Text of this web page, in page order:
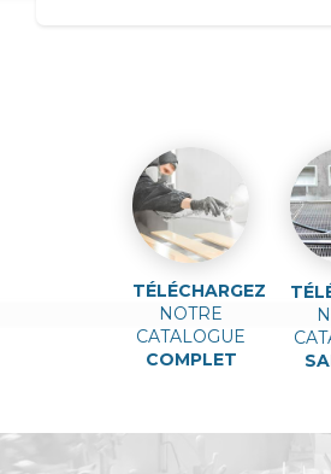
TÉLÉCHARGEZ
NOTRE
CATALOGUE
COMPLET